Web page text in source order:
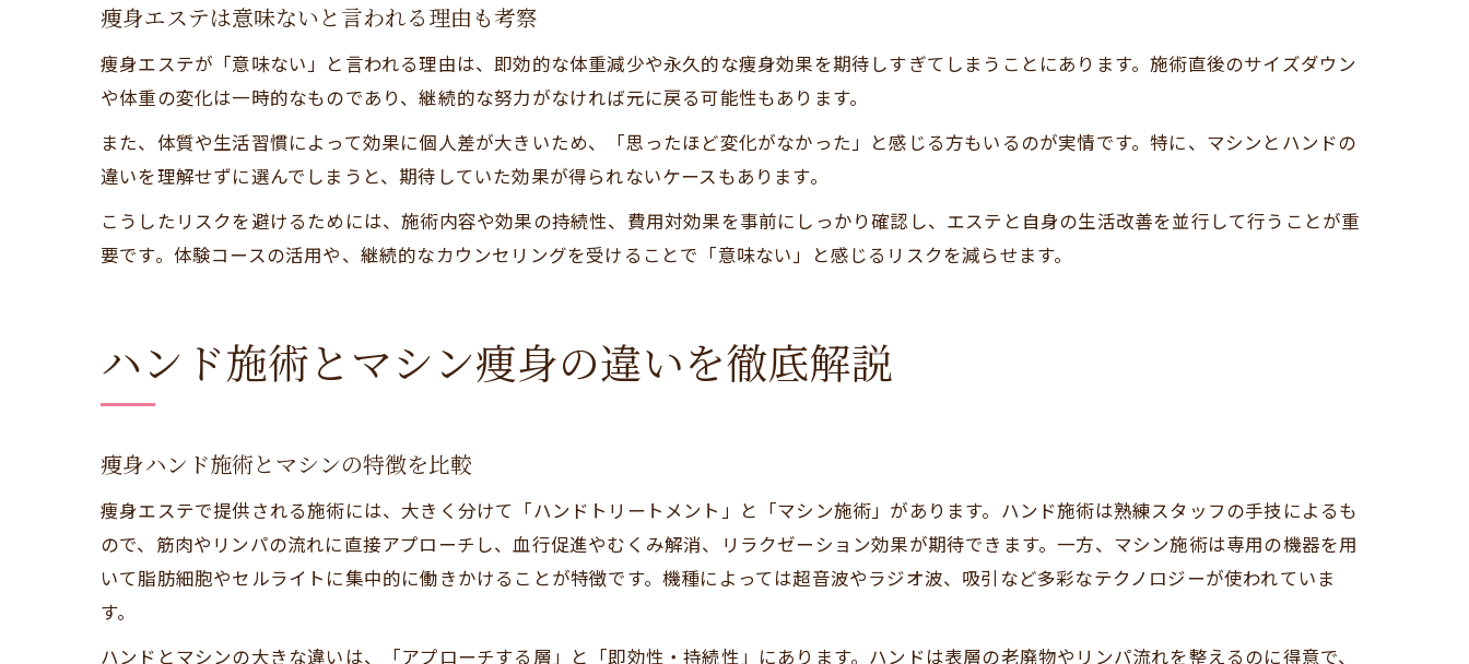
痩身エステは意味ないと言われる理由も考察
痩身エステが「意味ない」と言われる理由は、即効的な体重減少や永久的な痩身効果を期待しすぎてしまうことにあります。施術直後のサイズダウン
や体重の変化は一時的なものであり、継続的な努力がなければ元に戻る可能性もあります。
また、体質や生活習慣によって効果に個人差が大きいため、「思ったほど変化がなかった」と感じる方もいるのが実情です。特に、マシンとハンドの
違いを理解せずに選んでしまうと、期待していた効果が得られないケースもあります。
こうしたリスクを避けるためには、施術内容や効果の持続性、費用対効果を事前にしっかり確認し、エステと自身の生活改善を並行して行うことが重
要です。体験コースの活用や、継続的なカウンセリングを受けることで「意味ない」と感じるリスクを減らせます。
ハンド施術とマシン痩身の違いを徹底解説
痩身ハンド施術とマシンの特徴を比較
痩身エステで提供される施術には、大きく分けて「ハンドトリートメント」と「マシン施術」があります。ハンド施術は熟練スタッフの手技によるも
ので、筋肉やリンパの流れに直接アプローチし、血行促進やむくみ解消、リラクゼーション効果が期待できます。一方、マシン施術は専用の機器を用
いて脂肪細胞やセルライトに集中的に働きかけることが特徴です。機種によっては超音波やラジオ波、吸引など多彩なテクノロジーが使われていま
す。
ハンドとマシンの大きな違いは、「アプローチする層」と「即効性・持続性」にあります。ハンドは表層の老廃物やリンパ流れを整えるのに得意で、